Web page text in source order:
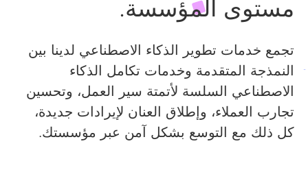
مستوى المؤسسة.
تجمع خدمات تطوير الذكاء الاصطناعي لدينا بين
النمذجة المتقدمة وخدمات تكامل الذكاء
الاصطناعي السلسة لأتمتة سير العمل، وتحسين
تجارب العملاء، وإطلاق العنان لإيرادات جديدة،
كل ذلك مع التوسع بشكل آمن عبر مؤسستك.